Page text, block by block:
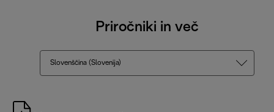
Priročniki in več
Slovenščina (Slovenija)